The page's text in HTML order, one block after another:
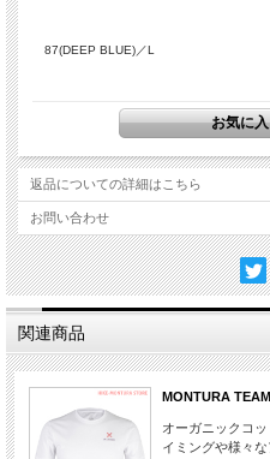
87(DEEP BLUE)／L
返品についての詳細はこちら
お問い合わせ
関連商品
MONTURA
オーガニックコ
イミングや様々